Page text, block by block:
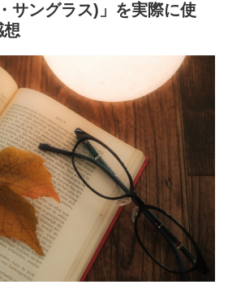
サングラス)」を実際に使
想